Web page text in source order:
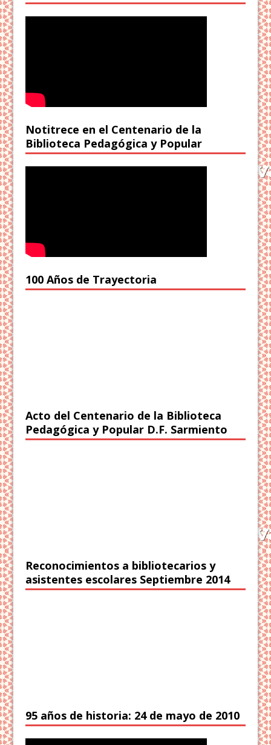
Notitrece en el Centenario de la
Biblioteca Pedagógica y Popular
100 Años de Trayectoria
Acto del Centenario de la Biblioteca
Pedagógica y Popular D.F. Sarmiento
Reconocimientos a bibliotecarios y
asistentes escolares Septiembre 2014
95 años de historia: 24 de mayo de 2010